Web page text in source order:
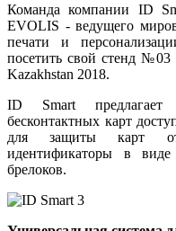
Команда компании ID
EVOLIS - ведущего
печати и
посетить свой стенд №03
Kazakhstan 2018.
ID Smart предлагает
бесконтактных карт
для защиты карт от
идентификаторы в
брелоков.